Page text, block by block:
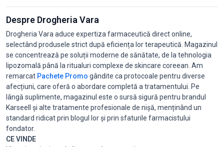
Despre Drogheria Vara
Drogheria Vara aduce expertiza farmaceutică direct online,
selectând produsele strict după eficiența lor terapeutică. Magazinul
se concentrează pe soluții moderne de sănătate, de la tehnologia
lipozomală până la ritualuri complexe de skincare coreean. Am
remarcat Pachete Promo gândite ca protocoale pentru diverse
afecțiuni, care oferă o abordare completă a tratamentului. Pe
lângă suplimente, magazinul este o sursă sigură pentru brandul
Karseell și alte tratamente profesionale de nișă, menținând un
standard ridicat prin blogul lor și prin sfaturile farmacistului
fondator.
CE VINDE